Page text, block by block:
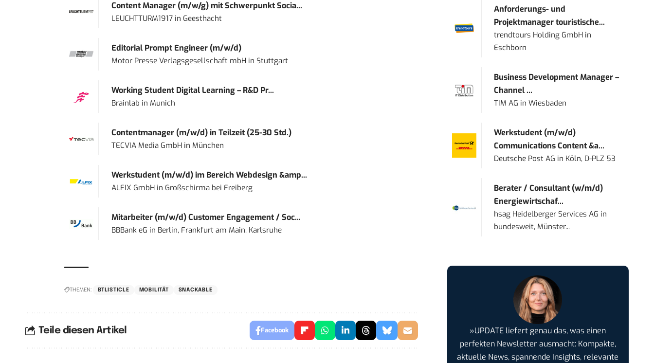
Content Manager (m/w/g) mit Schwerpunkt Socia...
LEUCHTTURM1917in Geesthacht
Editorial Prompt Engineer (m/w/d)
Motor Presse Verlagsgesellschaft mbHin Stuttgart
Working Student Digital Learning – R&D Pr...
Brainlab in Munich
Contentmanager (m/w/d) in Teilzeit (25-30 Std.)
TECVIA Media GmbHin München
Werkstudent (m/w/d) im Bereich Webdesign &amp...
ALFIX GmbHin Großschirma bei Freiberg
Mitarbeiter (m/w/d) Customer Engagement / Soc...
BBBank eG in Berlin, Frankfurt am Main, Karlsruhe
THEMEN: BTLISTICLE MOBILITÄT SNACKABLE
Teile diesen Artikel Facebook
Anforderungs- und
Projektmanager touristische...
trendtours Holding GmbH in
Eschborn
Business Development Manager –
Channel ...
TIM AG inWiesbaden
Werkstudent (m/w/d)
Communications Content &a...
Deutsche Post AG in Köln, D-PLZ 53
Berater / Consultant (w/m/d)
Energiewirtschaf...
hsag Heidelberger Services AG in
bundesweit, Münster...
»UPDATE liefert genau das, was einen
perfekten Newsletter ausmacht: Kompakte,
aktuelle News, spannende Insights, relevante